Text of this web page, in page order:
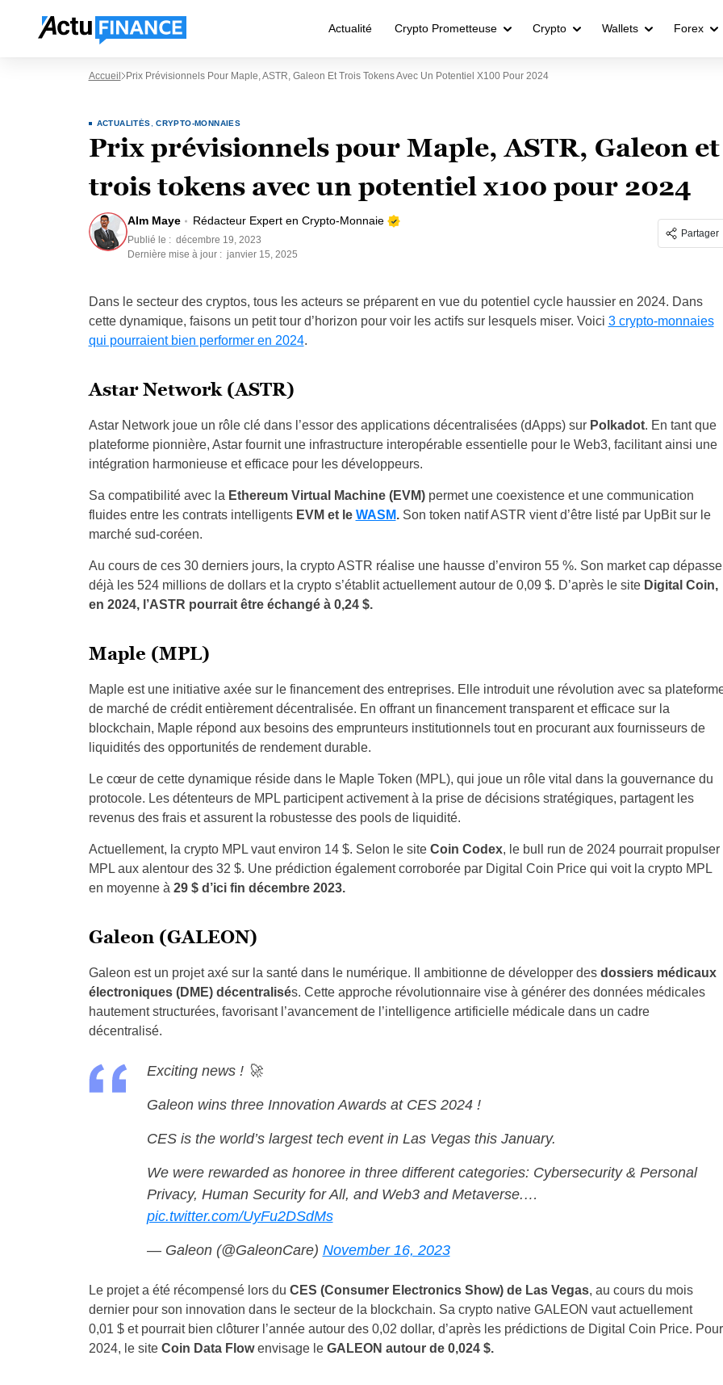
Actualité Crypto Prometteuse Crypto Wallets Forex
Accueil Prix Prévisionnels Pour Maple, ASTR, Galeon Et Trois Tokens Avec Un Potentiel X100 Pour 2024
ACTUALITÉS ,CRYPTO-MONNAIES
Prix prévisionnels pour Maple, ASTR, Galeon et
trois tokens avec un potentiel x100 pour 2024
Alm Maye Rédacteur Expert en Crypto-Monnaie
Publié le : décembre 19, 2023
Dernière mise à jour : janvier 15, 2025
Partager
Dans le secteur des cryptos, tous les acteurs se préparent en vue du potentiel cycle haussier en 2024. Dans
cette dynamique, faisons un petit tour d’horizon pour voir les actifs sur lesquels miser. Voici 3 crypto-monnaies
qui pourraient bien performer en 2024.
Astar Network (ASTR)
Astar Network joue un rôle clé dans l’essor des applications décentralisées (dApps) sur Polkadot. En tant que
plateforme pionnière, Astar fournit une infrastructure interopérable essentielle pour le Web3, facilitant ainsi une
intégration harmonieuse et efficace pour les développeurs.
Sa compatibilité avec la Ethereum Virtual Machine (EVM)permet une coexistence et une communication
fluides entre les contrats intelligents EVM et le WASM. Son token natif ASTR vient d’être listé par UpBit sur le
marché sud-coréen.
Au cours de ces 30 derniers jours, la crypto ASTR réalise une hausse d’environ 55 %. Son market cap dépasse
déjà les 524 millions de dollars et la crypto s’établit actuellement autour de 0,09 $. D’après le site Digital Coin,
en 2024, l’ASTR pourrait être échangé à 0,24 $.
Maple (MPL)
Maple est une initiative axée sur le financement des entreprises. Elle introduit une révolution avec sa
de marché de crédit entièrement décentralisée. En offrant un financement transparent et efficace sur la
blockchain, Maple répond aux besoins des emprunteurs institutionnels tout en procurant aux fournisseurs de
liquidités des opportunités de rendement durable.
Le cœur de cette dynamique réside dans le Maple Token (MPL), qui joue un rôle vital dans la gouvernance du
protocole. Les détenteurs de MPL participent activement à la prise de décisions stratégiques, partagent les
revenus des frais et assurent la robustesse des pools de liquidité.
Actuellement, la crypto MPL vaut environ 14 $. Selon le site Coin Codex, le bull run de 2024 pourrait propulser
MPL aux alentour des 32 $. Une prédiction également corroborée par Digital Coin Price qui voit la crypto MPL
en moyenne à 29 $ d’ici fin décembre 2023.
Galeon (GALEON)
Galeon est un projet axé sur la santé dans le numérique. Il ambitionne de développer des dossiers médicaux
électroniques (DME) décentralisés. Cette approche révolutionnaire vise à générer des données médicales
hautement structurées, favorisant l’avancement de l’intelligence artificielle médicale dans un cadre
décentralisé.
Exciting news ! 🚀
Galeon wins three Innovation Awards at CES 2024 !
CES is the world’s largest tech event in Las Vegas this January.
We were rewarded as honoree in three different categories: Cybersecurity & Personal
Privacy, Human Security for All, and Web3 and Metaverse.…
pic.twitter.com/UyFu2DSdMs
— Galeon (@GaleonCare) November 16, 2023
Le projet a été récompensé lors du CES (Consumer Electronics Show) de Las Vegas, au cours du mois
dernier pour son innovation dans le secteur de la blockchain. Sa crypto native GALEON vaut actuellement
0,01 $ et pourrait bien clôturer l’année autour des 0,02 dollar, d’après les prédictions de Digital Coin Price. Pour
2024, le site Coin Data Flowenvisage le GALEON autour de 0,024 $.